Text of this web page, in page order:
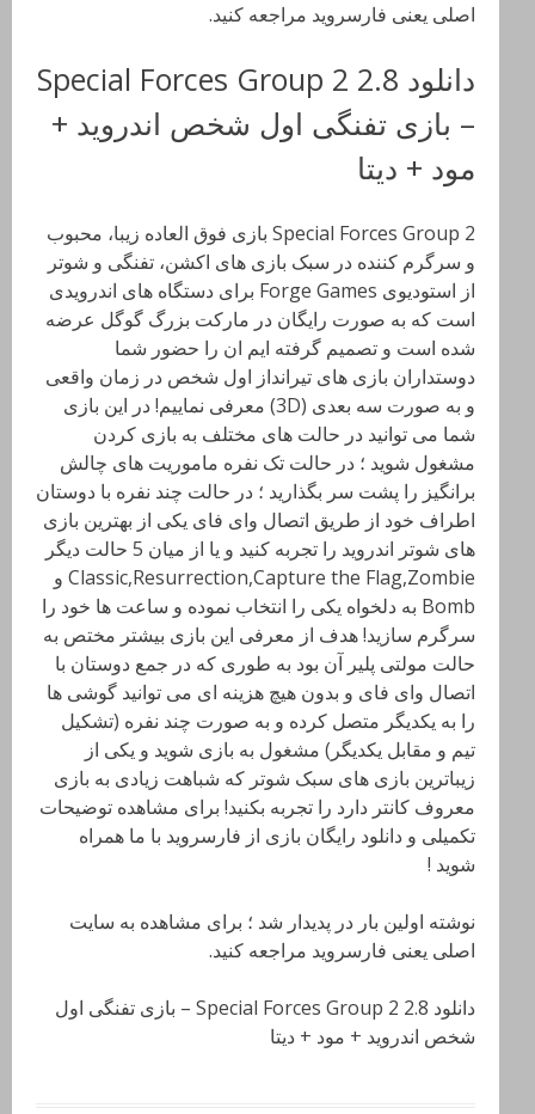
اصلی یعنی فارسروید مراجعه کنید.
دانلود Special Forces Group 2 2.8
– بازی تفنگی اول شخص اندروید +
مود + دیتا
Special Forces Group 2 بازی فوق العاده زیبا، محبوب
و سرگرم کننده در سبک بازی های اکشن، تفنگی و شوتر
از استودیوی Forge Games برای دستگاه های اندرویدی
است که به صورت رایگان در مارکت بزرگ گوگل عرضه
شده است و تصمیم گرفته ایم ان را حضور شما
دوستداران بازی های تیرانداز اول شخص در زمان واقعی
و به صورت سه بعدی (3D) معرفی نماییم! در این بازی
شما می توانید در حالت های مختلف به بازی کردن
مشغول شوید ؛ در حالت تک نفره ماموریت های چالش
برانگیز را پشت سر بگذارید ؛ در حالت چند نفره با دوستان
اطراف خود از طریق اتصال وای فای یکی از بهترین بازی
های شوتر اندروید را تجربه کنید و یا از میان 5 حالت دیگر
Classic,Resurrection,Capture the Flag,Zombie و
Bomb به دلخواه یکی را انتخاب نموده و ساعت ها خود را
سرگرم سازید! هدف از معرفی این بازی بیشتر مختص به
حالت مولتی پلیر آن بود به طوری که در جمع دوستان با
اتصال وای فای و بدون هیچ هزینه ای می توانید گوشی ها
را به یکدیگر متصل کرده و به صورت چند نفره (تشکیل
تیم و مقابل یکدیگر) مشغول به بازی شوید و یکی از
زیباترین بازی های سبک شوتر که شباهت زیادی به بازی
معروف کانتر دارد را تجربه بکنید! برای مشاهده توضیحات
تکمیلی و دانلود رایگان بازی از فارسروید با ما همراه
شوید !
نوشته اولین بار در پدیدار شد ؛ برای مشاهده به سایت
اصلی یعنی فارسروید مراجعه کنید.
دانلود Special Forces Group 2 2.8 – بازی تفنگی اول
شخص اندروید + مود + دیتا